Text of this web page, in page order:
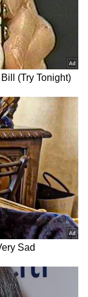
ಇದ್ರೆ
ಅಷ್ಟೇ...
ಇರೋವ್ರನ
ಎಂದು